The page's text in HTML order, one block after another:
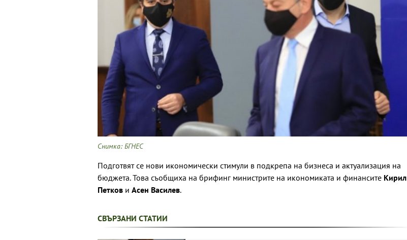
Снимка: БГНЕС
Подготвят се нови икономически стимули в подкрепа на бизнеса и актуализация на
бюджета. Това съобщиха на брифинг министрите на икономиката и финансите Кирил
Петков и Асен Василев.
СВЪРЗАНИ СТАТИИ